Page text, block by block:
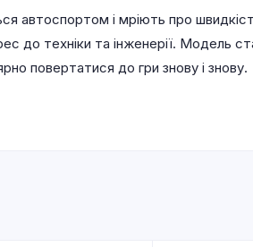
автоспортом і мріють про
до техніки та інженерії. Модель
повертатися до гри знову і знову.